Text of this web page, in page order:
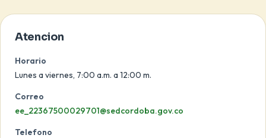
Atencion
Horario
Lunes a viernes, 7:00 a.m. a 12:00 m.
Correo
ee_22367500029701@sedcordoba.gov.co
Telefono